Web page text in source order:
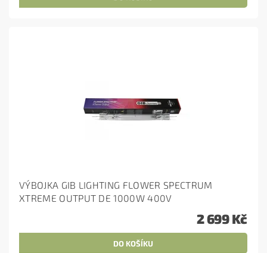
VÝBOJKA GIB LIGHTING FLOWER SPECTRUM
XTREME OUTPUT DE 1000W 400V
2 699 Kč